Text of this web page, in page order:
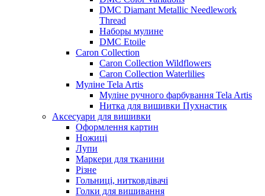
DMC Diamant Metallic Needlework
Thread
Наборы мулине
DMC Etoile
Caron Collection
Caron Collection Wildflowers
Caron Collection Waterlilies
Муліне Tela Artis
Муліне ручного фарбування Tela Artis
Нитка для вишивки Пухнастик
Аксесуари для вишивки
Оформлення картин
Ножиці
Лупи
Маркери для тканини
Різне
Гольниці, нитковдівачі
Голки для вишивання